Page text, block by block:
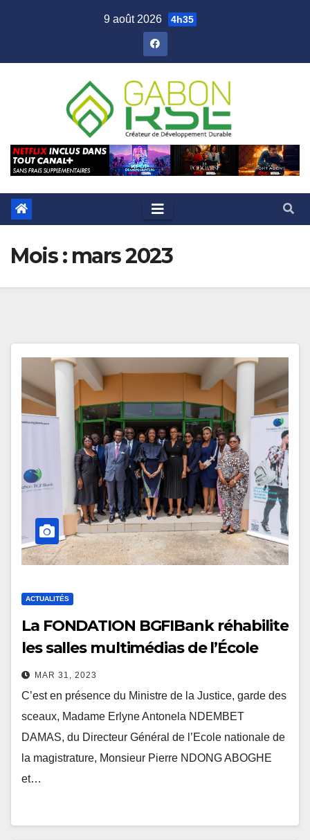
9 août 2026 4h35
Mois : mars 2023
ACTUALITÉS
La FONDATION BGFIBank réhabilite
les salles multimédias de l’École
Nationale de la Magistrature
MAR 31, 2023
C’est en présence du Ministre de la Justice, garde des
sceaux, Madame Erlyne Antonela NDEMBET
DAMAS, du Directeur Général de l’Ecole nationale de
la magistrature, Monsieur Pierre NDONG ABOGHE
et…